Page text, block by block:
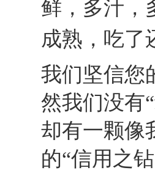
鲜，多汁，
成熟，吃了
我们坚信您
然我们没有
却有一颗像
的“信用之